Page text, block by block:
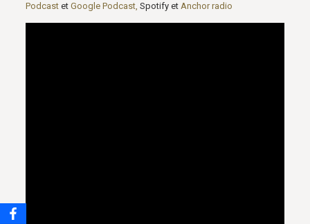
Podcastet Google Podcast, Spotify et Anchor radio